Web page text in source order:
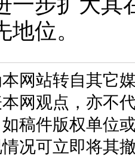
位。
网站转自其它
网观点，亦不
稿件版权单位
况可立即将其